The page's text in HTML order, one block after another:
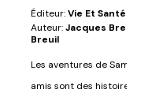
Éditeur:Vie Et Santé
Auteur:Jacques Breuil Et
Breuil
Les aventures de Sammy
amis sont des histoires